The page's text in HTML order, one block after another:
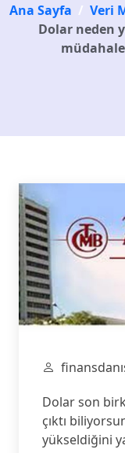
Ana Sayfa / Veri
Dolar neden
Dolar son
çıktı
yükseldiğini